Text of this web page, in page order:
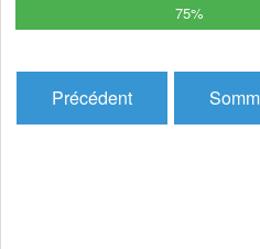
75%
Précédent